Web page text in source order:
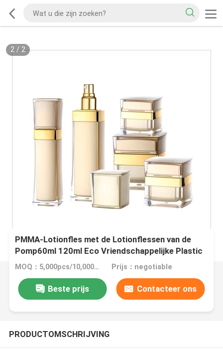
2/ 2
PMMA-Lotionfles met de Lotionflessen van de
Pomp60ml 120ml Eco Vriendschappelijke Plastic
Reis
MOQ：5,000pcs/10,000pcs Prijs：negotiable
Beste prijs Contacteer ons
PRODUCTOMSCHRIJVING